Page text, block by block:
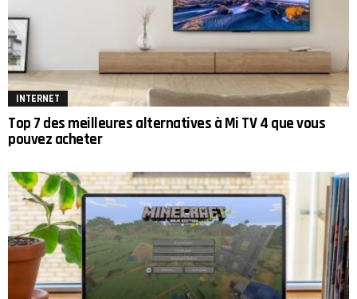
INTERNET
Top 7 des meilleures alternatives à Mi TV 4 que vous
pouvez acheter